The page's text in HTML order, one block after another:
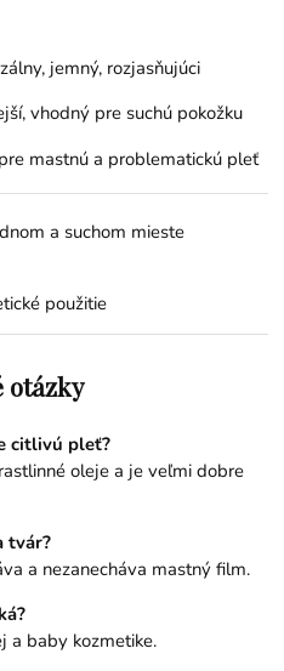
jemný, rozjasňujúci
vhodný pre suchú pokožku
mastnú a problematickú pleť
a suchom mieste
použitie
otázky
citlivú pleť?
oleje a je veľmi dobre
tvár?
a nezanecháva mastný film.
a baby kozmetike.